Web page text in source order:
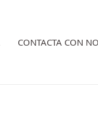
CONTACTA CON